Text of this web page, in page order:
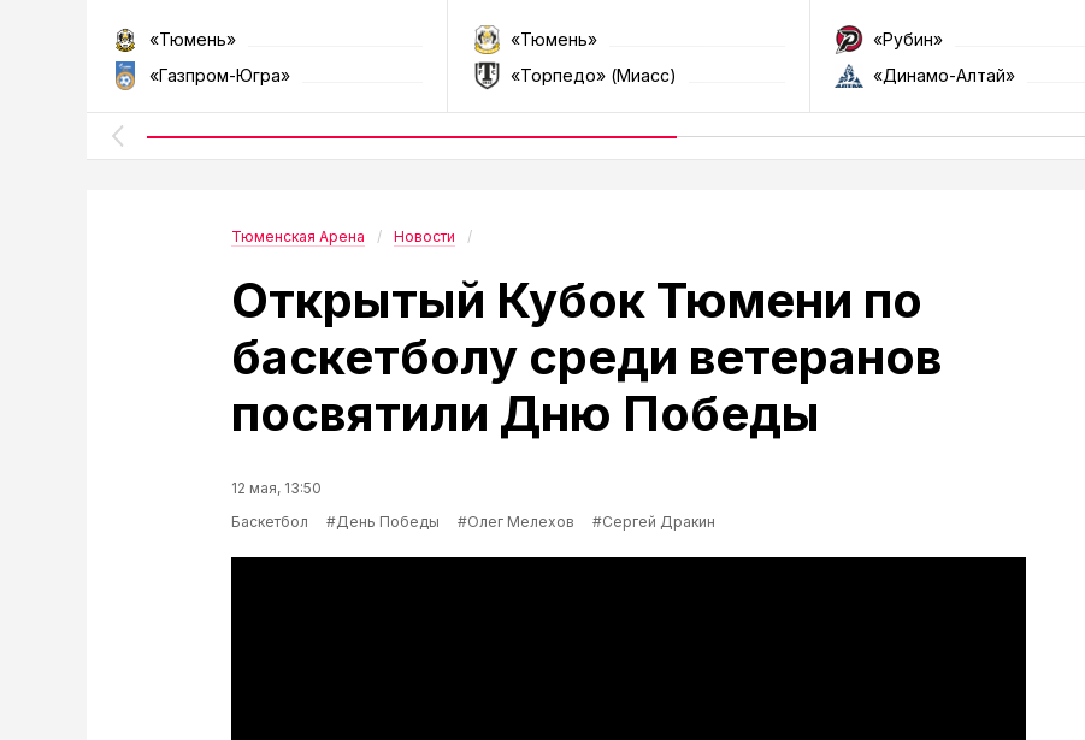
«Тюмень»
«Газпром-Югра»
«Тюмень»
«Торпедо» (Миасс)
«Рубин»
«Динамо-Алтай»
Тюменская Арена Новости
Открытый Кубок Тюмени по
баскетболу среди ветеранов
посвятили Дню Победы
12 мая, 13:50
Баскетбол
#День Победы #Олег Мелехов #Сергей Дракин